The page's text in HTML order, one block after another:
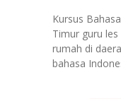
Kursus
Timur guru
rumah di
bahasa